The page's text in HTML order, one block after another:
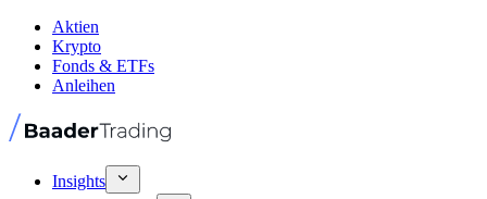
Aktien
Krypto
Fonds & ETFs
Anleihen
Insights